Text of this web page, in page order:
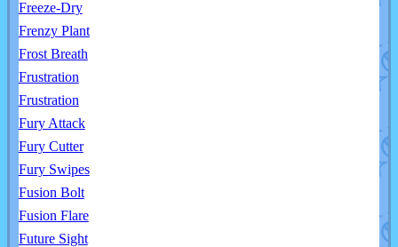
Freeze-Dry
Frenzy Plant
Frost Breath
Frustration
Frustration
Fury Attack
Fury Cutter
Fury Swipes
Fusion Bolt
Fusion Flare
Future Sight